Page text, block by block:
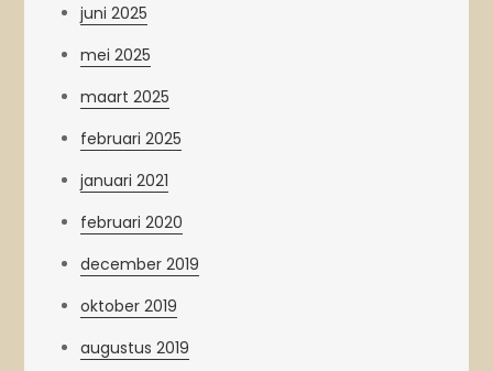
juni 2025
mei 2025
maart 2025
februari 2025
januari 2021
februari 2020
december 2019
oktober 2019
augustus 2019